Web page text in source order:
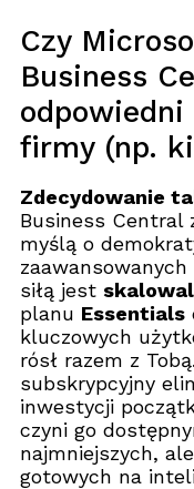
Czy
Business
odpowiedni
firmy (np.
Zdecydowanie
Business Central
myślą o
siłą jest
planu Essentials
kluczowych
rósł razem z
subskrypcyjny
inwestycji
czyni go
najmniejszych,
gotowych na